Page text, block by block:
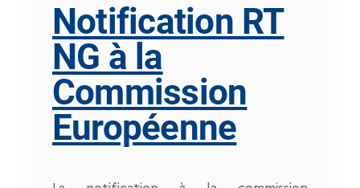
Notification RT
NG à la
Commission
Européenne